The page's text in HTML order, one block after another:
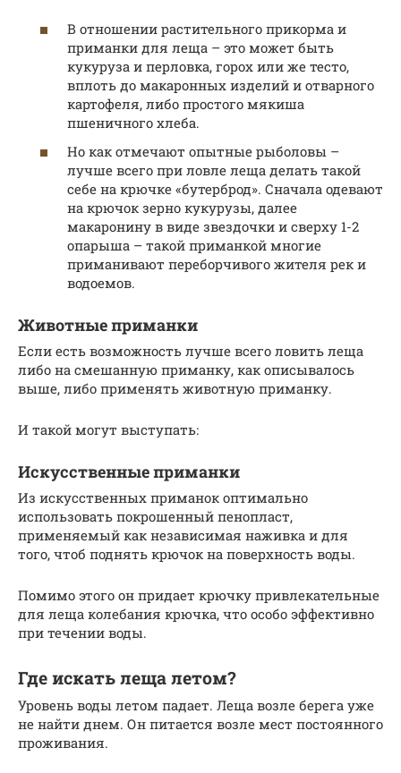
В отношении растительного прикорма и
приманки для леща – это может быть
кукуруза и перловка, горох или же тесто,
вплоть до макаронных изделий и отварного
картофеля, либо простого мякиша
пшеничного хлеба.
Но как отмечают опытные рыболовы –
лучше всего при ловле леща делать такой
себе на крючке «бутерброд». Сначала одевают
на крючок зерно кукурузы, далее
макаронину в виде звездочки и сверху 1-2
опарыша – такой приманкой многие
приманивают переборчивого жителя рек и
водоемов.
Животные приманки
Если есть возможность лучше всего ловить леща
либо на смешанную приманку, как описывалось
выше, либо применять животную приманку.
И такой могут выступать:
Искусственные приманки
Из искусственных приманок оптимально
использовать покрошенный пенопласт,
применяемый как независимая наживка и для
того, чтоб поднять крючок на поверхность воды.
Помимо этого он придает крючку привлекательные
для леща колебания крючка, что особо эффективно
при течении воды.
Где искать леща летом?
Уровень воды летом падает. Леща возле берега уже
не найти днем. Он питается возле мест постоянного
проживания.